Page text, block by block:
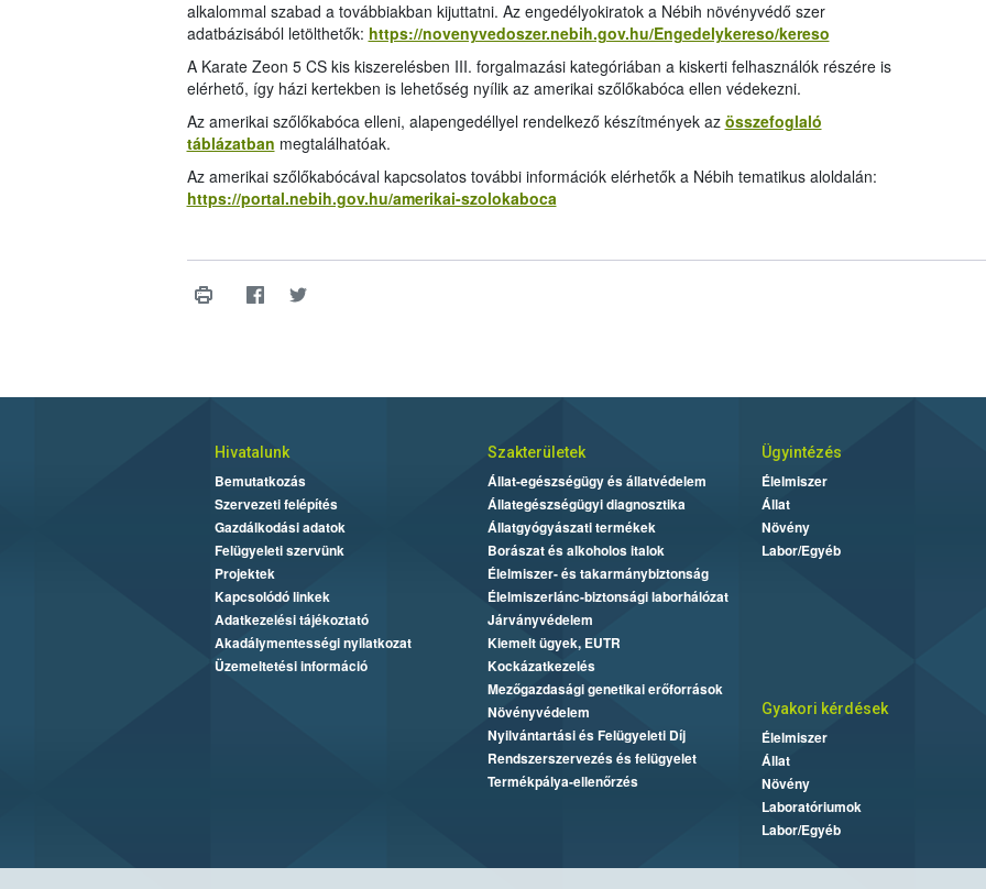
alkalommal szabad a továbbiakban kijuttatni. Az engedélyokiratok a Nébih növényvédő szer
adatbázisából letölthetők: https://novenyvedoszer.nebih.gov.hu/Engedelykereso/kereso
A Karate Zeon 5 CS kis kiszerelésben III. forgalmazási kategóriában a kiskerti felhasználók részére is
elérhető, így házi kertekben is lehetőség nyílik az amerikai szőlőkabóca ellen védekezni.
Az amerikai szőlőkabóca elleni, alapengedéllyel rendelkező készítmények az összefoglaló
táblázatban megtalálhatóak.
Az amerikai szőlőkabócával kapcsolatos további információk elérhetők a Nébih tematikus aloldalán:
https://portal.nebih.gov.hu/amerikai-szolokaboca
Hivatalunk
Bemutatkozás
Szervezeti felépítés
Gazdálkodási adatok
Felügyeleti szervünk
Projektek
Kapcsolódó linkek
Adatkezelési tájékoztató
Akadálymentességi nyilatkozat
Üzemeltetési információ
Szakterületek
Állat-egészségügy és állatvédelem
Állategészségügyi diagnosztika
Állatgyógyászati termékek
Borászat és alkoholos italok
Élelmiszer- és takarmánybiztonság
Élelmiszerlánc-biztonsági laborhálózat
Járványvédelem
Kiemelt ügyek, EUTR
Kockázatkezelés
Mezőgazdasági genetikai erőforrások
Növényvédelem
Nyilvántartási és Felügyeleti Díj
Rendszerszervezés és felügyelet
Termékpálya-ellenőrzés
Ügyintézés
Élelmiszer
Állat
Növény
Labor/Egyéb
Gyakori kérdések
Élelmiszer
Állat
Növény
Laboratóriumok
Labor/Egyéb